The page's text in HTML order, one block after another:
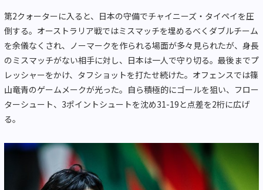
第2クォーターに入ると、日本の守備でチャイニーズ・タイペイを圧
倒する。オーストラリア戦ではミスマッチを埋めるべくダブルチーム
を余儀なくされ、ノーマークを作られる場面が多々見られたが、身長
のミスマッチがない相手に対し、日本は一人で守り切る。最後までプ
レッシャーをかけ、タフショットを打たせ続けた。オフェンスでは篠
山竜青のゲームメークが光った。自ら積極的にゴールを狙い、フロー
ターシュート、3ポイントシュートを沈め31-19と点差を2桁に広げ
る。